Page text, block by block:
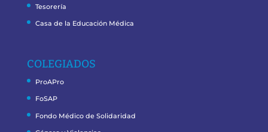
Tesorería
Casa de la Educación Médica
COLEGIADOS
ProAPro
FoSAP
Fondo Médico de Solidaridad